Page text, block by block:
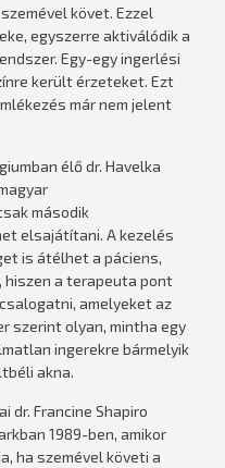
követ. Ezzel
egyszerre aktiválódik a
Egy-egy ingerlési
került érzeteket. Ezt
már nem jelent
élő dr. Havelka
második
elsajátítani. A kezelés
is átélhet a páciens,
hiszen a terapeuta pont
amelyeket az
szerint olyan, mintha egy
ingerekre bármelyik
akna.
dr. Francine Shapiro
1989-ben, amikor
ha szemével követi a